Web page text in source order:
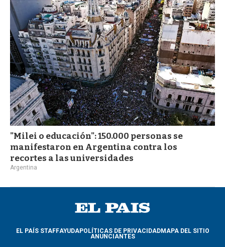
"Milei o educación": 150.000 personas se
manifestaron en Argentina contra los
recortes a las universidades
Argentina
EL PAÍS STAFFAYUDAPOLÍTICAS DE PRIVACIDADMAPA DEL SITIO
ANUNCIANTES